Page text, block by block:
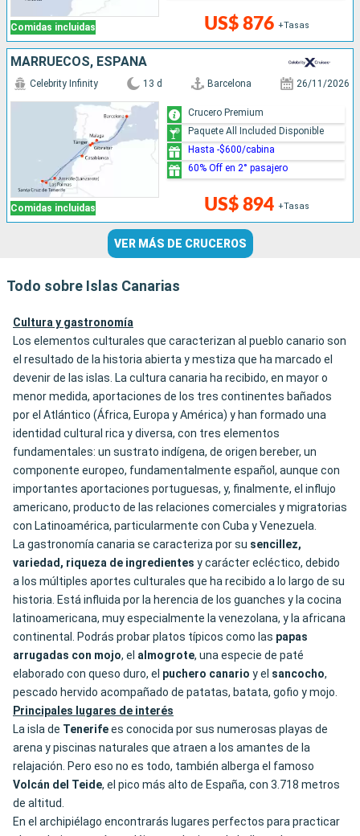
Comidas incluidas US$ 876 +Tasas
MARRUECOS, ESPAÑA
Comidas incluidas
Celebrity Infinity 13 d Barcelona 26/11/2026
US$ 894 +Tasas
Crucero Premium
Paquete All Included Disponible
Hasta -$600/cabina
60% Off en 2° pasajero
VER MÁS DE CRUCEROS
Todo sobre Islas Canarias
Cultura y gastronomía
Los elementos culturales que caracterizan al pueblo canario son
el resultado de la historia abierta y mestiza que ha marcado el
devenir de las islas. La cultura canaria ha recibido, en mayor o
menor medida, aportaciones de los tres continentes bañados
por el Atlántico (África, Europa y América) y han formado una
identidad cultural rica y diversa, con tres elementos
fundamentales: un sustrato indígena, de origen bereber, un
componente europeo, fundamentalmente español, aunque con
importantes aportaciones portuguesas, y, finalmente, el influjo
americano, producto de las relaciones comerciales y migratorias
con Latinoamérica, particularmente con Cuba y Venezuela.
La gastronomía canaria se caracteriza por su sencillez,
variedad, riqueza de ingredientes y carácter ecléctico, debido
a los múltiples aportes culturales que ha recibido a lo largo de su
historia. Está influida por la herencia de los guanches y la cocina
latinoamericana, muy especialmente la venezolana, y la africana
continental. Podrás probar platos típicos como las papas
arrugadas con mojo, el almogrote, una especie de paté
elaborado con queso duro, el puchero canario y el sancocho,
pescado hervido acompañado de patatas, batata, gofio y mojo.
Principales lugares de interés
La isla de Tenerifees conocida por sus numerosas playas de
arena y piscinas naturales que atraen a los amantes de la
relajación. Pero eso no es todo, también alberga el famoso
Volcán del Teide, el pico más alto de España, con 3.718 metros
de altitud.
En el archipiélago encontrarás lugares perfectos para practicar